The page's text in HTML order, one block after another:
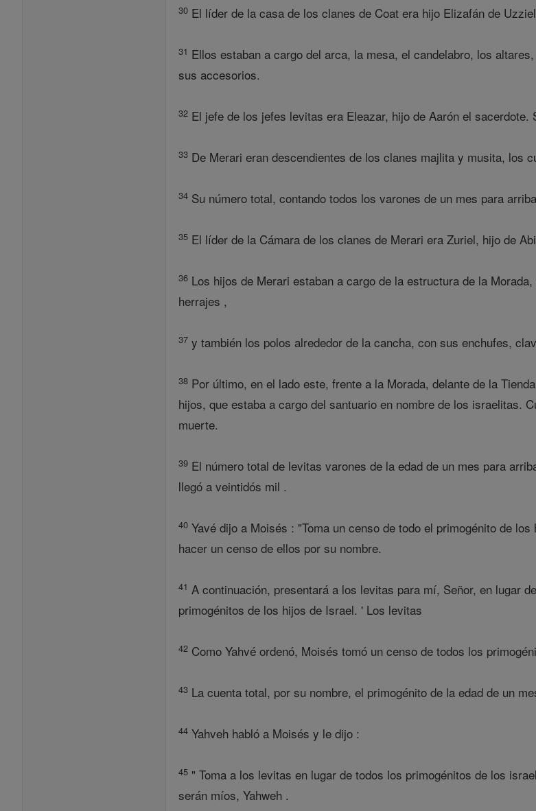
30 El líder de la casa de los clanes de Coat era hijo Elizafán de
31 Ellos estaban a cargo del arca, la mesa, el candelabro, los
sus accesorios.
32 El jefe de los jefes levitas era Eleazar, hijo de Aarón el
33 De Merari eran descendientes de los clanes majlita y musita, los
34 Su número total, contando todos los varones de un mes para
35 El líder de la Cámara de los clanes de Merari era Zuriel, hijo de
36 Los hijos de Merari estaban a cargo de la estructura de la
herrajes ,
37 y también los polos alrededor de la cancha, con sus enchufes,
38 Por último, en el lado este, frente a la Morada, delante de la
hijos, que estaba a cargo del santuario en nombre de los israelitas.
muerte.
39 El número total de levitas varones de la edad de un mes para
llegó a veintidós mil .
40 Yavé dijo a Moisés : "Toma un censo de todo el primogénito de
hacer un censo de ellos por su nombre.
41 A continuación, presentará a los levitas para mí, Señor, en lugar
primogénitos de los hijos de Israel. ' Los levitas
42 Como Yahvé ordenó, Moisés tomó un censo de todos los
43 La cuenta total, por su nombre, el primogénito de la edad de un
44 Yahveh habló a Moisés y le dijo :
45 " Toma a los levitas en lugar de todos los primogénitos de los
serán míos, Yahweh .